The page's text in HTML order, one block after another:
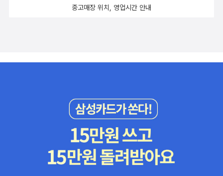
중고매장 위치, 영업시간 안내